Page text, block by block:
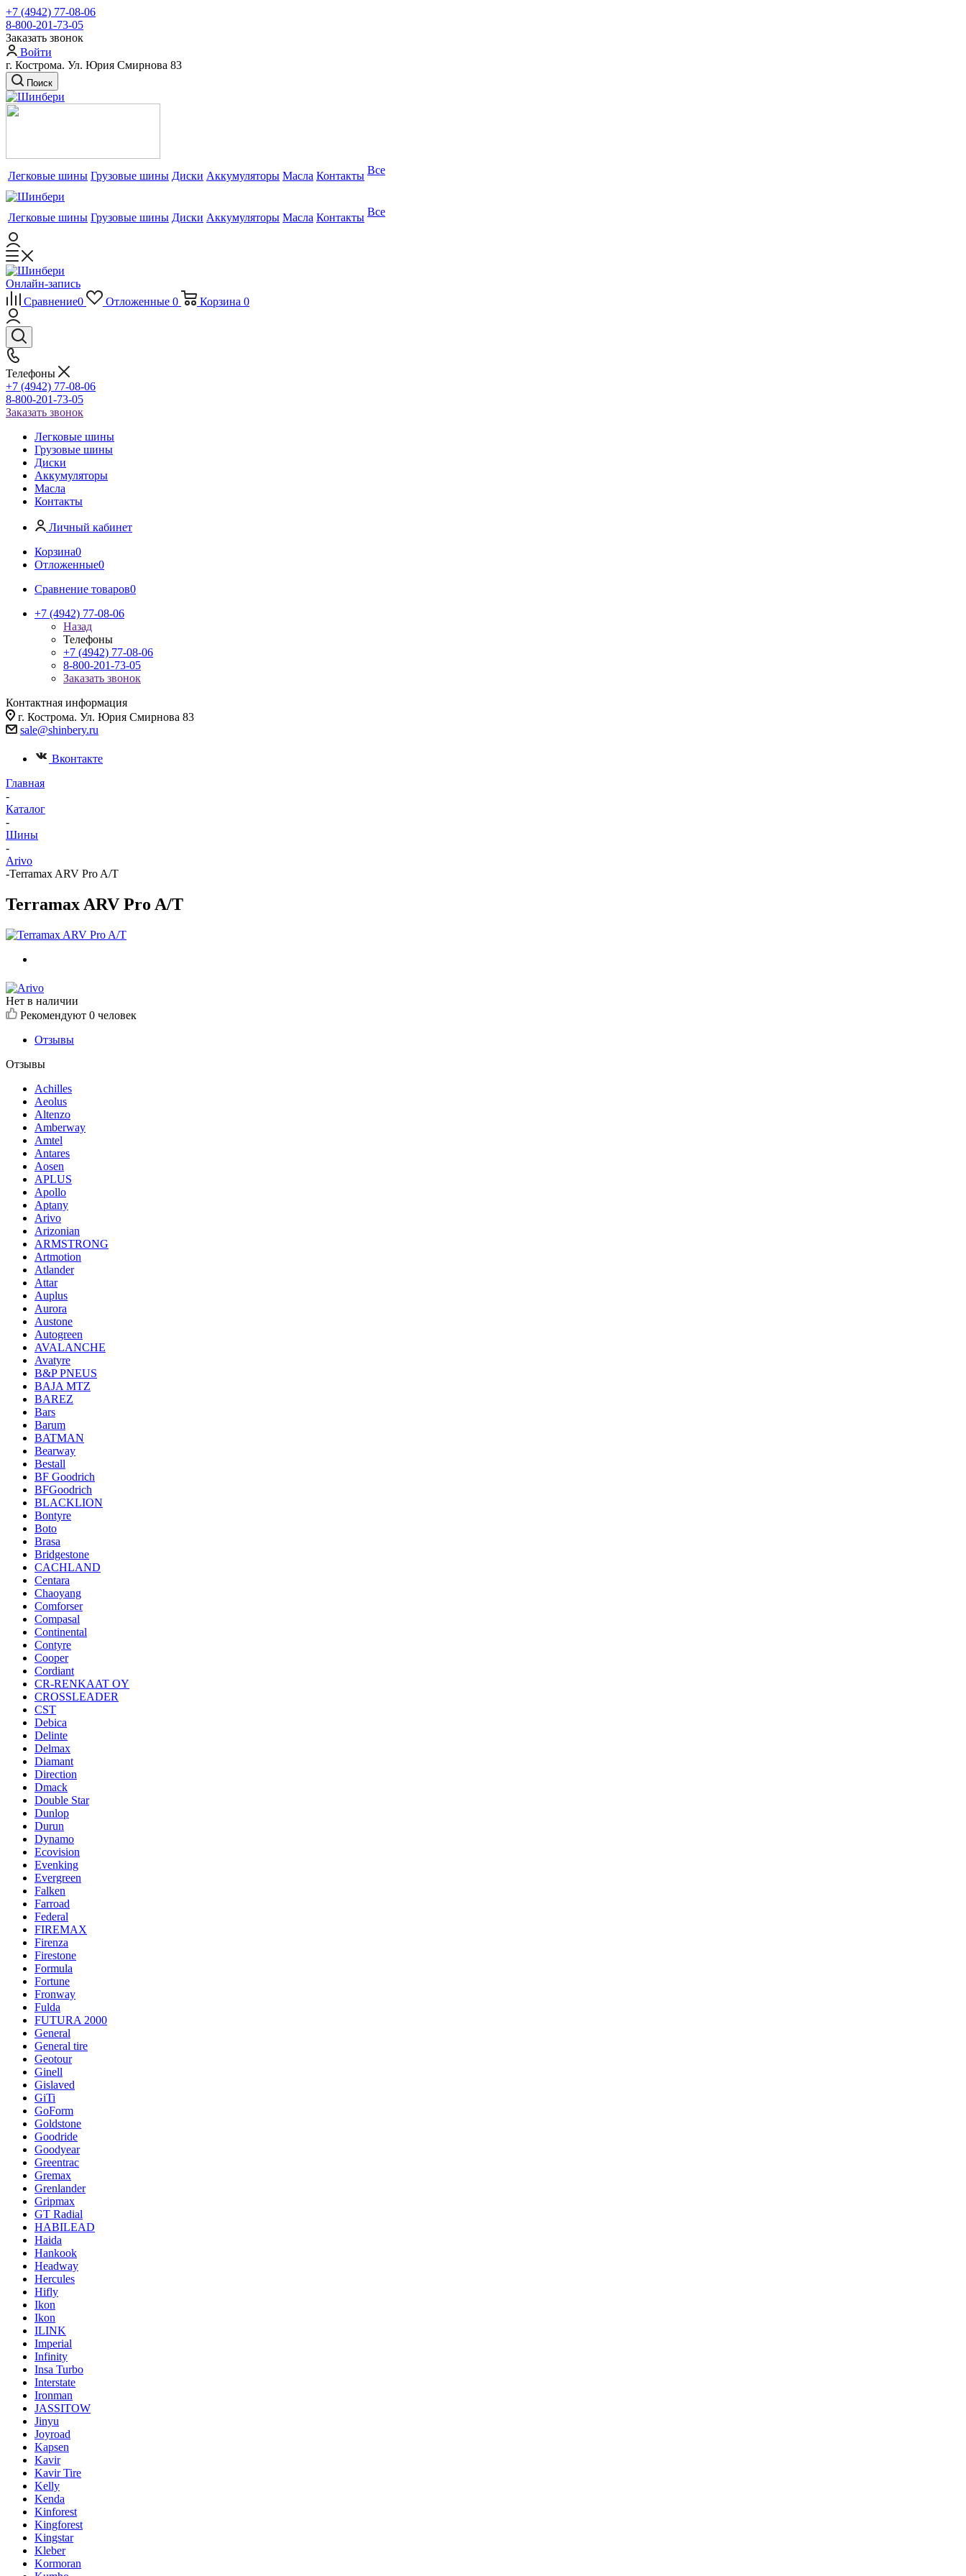
+7 (4942) 77-08-06
8-800-201-73-05
Заказать звонок
Войти
г. Кострома. Ул. Юрия Смирнова 83
Поиск
Легковые шины Грузовые шины Диски Аккумуляторы Масла Контакты Все
Легковые шины Грузовые шины Диски Аккумуляторы Масла Контакты Все
Онлайн-запись
Сравнение0 Отложенные 0 Корзина 0
Телефоны
+7 (4942) 77-08-06
8-800-201-73-05
Заказать звонок
Легковые шины
Грузовые шины
Диски
Аккумуляторы
Масла
Контакты
Личный кабинет
Корзина0
Отложенные0
Сравнение товаров0
+7 (4942) 77-08-06
Назад
Телефоны
+7 (4942) 77-08-06
8-800-201-73-05
Заказать звонок
Контактная информация
г. Кострома. Ул. Юрия Смирнова 83
sale@shinbery.ru
Вконтакте
Главная
-
Каталог
-
Шины
-
Arivo
-Terramax ARV Pro A/T
Terramax ARV Pro A/T
Нет в наличии
Рекомендуют 0 человек
Отзывы
Отзывы
Achilles
Aeolus
Altenzo
Amberway
Amtel
Antares
Aosen
APLUS
Apollo
Aptany
Arivo
Arizonian
ARMSTRONG
Artmotion
Atlander
Attar
Auplus
Aurora
Austone
Autogreen
AVALANCHE
Avatyre
B&P PNEUS
BAJA MTZ
BAREZ
Bars
Barum
BATMAN
Bearway
Bestall
BF Goodrich
BFGoodrich
BLACKLION
Bontyre
Boto
Brasa
Bridgestone
CACHLAND
Centara
Chaoyang
Comforser
Compasal
Continental
Contyre
Cooper
Cordiant
CR-RENKAAT OY
CROSSLEADER
CST
Debica
Delinte
Delmax
Diamant
Direction
Dmack
Double Star
Dunlop
Durun
Dynamo
Ecovision
Evenking
Evergreen
Falken
Farroad
Federal
FIREMAX
Firenza
Firestone
Formula
Fortune
Fronway
Fulda
FUTURA 2000
General
General tire
Geotour
Ginell
Gislaved
GiTi
GoForm
Goldstone
Goodride
Goodyear
Greentrac
Gremax
Grenlander
Gripmax
GT Radial
HABILEAD
Haida
Hankook
Headway
Hercules
Hifly
Ikon
Ikon
ILINK
Imperial
Infinity
Insa Turbo
Interstate
Ironman
JASSITOW
Jinyu
Joyroad
Kapsen
Kavir
Kavir Tire
Kelly
Kenda
Kinforest
Kingforest
Kingstar
Kleber
Kormoran